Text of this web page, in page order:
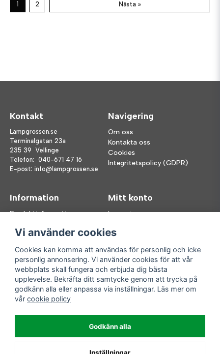
1 2 Nästa »
Kontakt
Lampgrossen.se
Terminalgatan 23a
235 39 Vellinge
Telefon: 040-671 47 16
E-post: info@lampgrossen.se
Navigering
Om oss
Kontakta oss
Cookies
Integritetspolicy (GDPR)
Information
Produktinformation
FAQ
Mitt konto
Logga in
Glömt lösenord?
Följ oss
Facebook
Instagram
Handla enkelt
Enkla leveranser
Vi använder cookies
Cookies kan komma att användas för personlig och icke
personlig annonsering. Vi använder cookies för att vår
webbplats skall fungera och erbjuda dig bästa
upplevelse. Bekräfta ditt samtycke genom att trycka på
godkänn alla eller anpassa via inställningar. Läs mer om
vår cookie policy
Godkänn alla